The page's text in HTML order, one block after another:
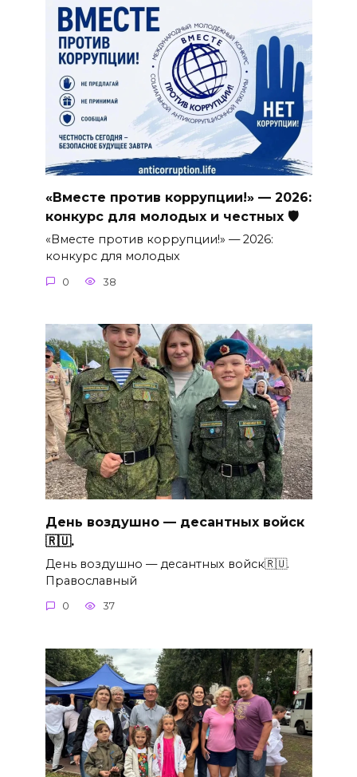
«Вместе против коррупции!» — 2026:
конкурс для молодых и честных 🛡
«Вместе против коррупции!» — 2026:
конкурс для молодых
0 38
День воздушно — десантных войск
🇷🇺.
День воздушно — десантных войск🇷🇺.
Православный
0 37